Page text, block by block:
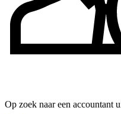
Op zoek naar een accountant